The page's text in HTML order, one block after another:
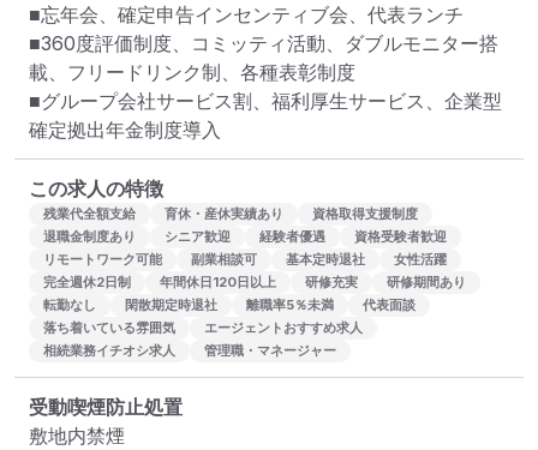
■忘年会、確定申告インセンティブ会、代表ランチ
■360度評価制度、コミッティ活動、ダブルモニター搭
載、フリードリンク制、各種表彰制度
■グループ会社サービス割、福利厚生サービス、企業型
確定拠出年金制度導入
この求人の特徴
残業代全額支給 育休・産休実績あり
資格取得支援制度
退職金制度あり
シニア歓迎 経験者優遇
資格受験者歓迎
リモートワーク可能
副業相談可 基本定時退社
女性活躍
完全週休2日制
年間休日120日以上 研修充実
研修期間あり
転勤なし
閑散期定時退社 離職率5％未満
代表面談
落ち着いている雰囲気
エージェントおすすめ求人
相続業務イチオシ求人
管理職・マネージャー
受動喫煙防止処置
敷地内禁煙